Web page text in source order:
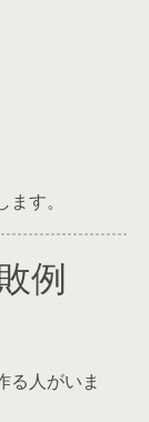
す。
例
る人がいま